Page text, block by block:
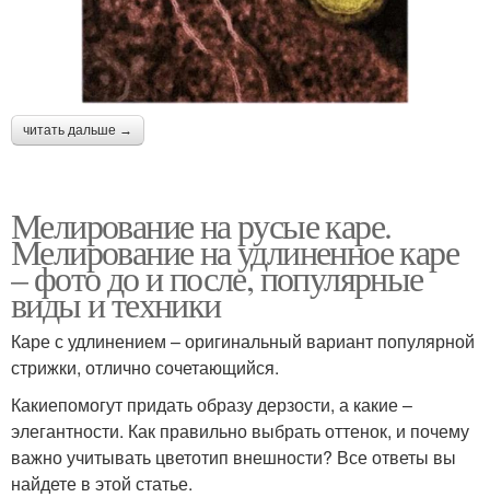
читать дальше →
Мелирование на русые каре.
Мелирование на удлиненное каре
– фото до и после, популярные
виды и техники
Каре с удлинением – оригинальный вариант популярной
стрижки, отлично сочетающийся.
Какиепомогут придать образу дерзости, а какие –
элегантности. Как правильно выбрать оттенок, и почему
важно учитывать цветотип внешности? Все ответы вы
найдете в этой статье.